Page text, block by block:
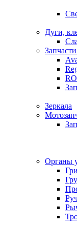
Дуги,
Зеркала
Органы